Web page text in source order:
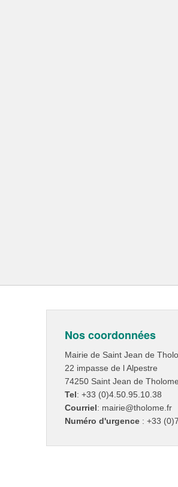
Nos coordonnées
Mairie de Saint Jean de
22 impasse de l Alpestre
74250 Saint Jean de Tholome
Tel: +33 (0)4.50.95.10.38
Courriel: mairie@tholome.fr
Numéro d'urgence : +33